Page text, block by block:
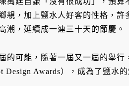
親，加上鹽水人好客的性格，
潮，延續成一連三十天的節慶。
的可能，隨著一屆又一屆的舉行
Design Awards），成為了鹽水的